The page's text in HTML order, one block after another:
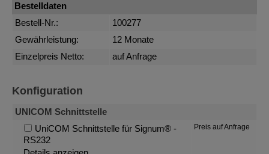
Bestelldaten
Bestell-Nr.:
100277
Gewährleistung:
12 Monate
Einzelpreis Netto:
auf Anfrage
Konfiguration
UNICOM Schnittstelle
UniCOM Schnittstelle für Signum® -
RS232
Preis auf Anfrage